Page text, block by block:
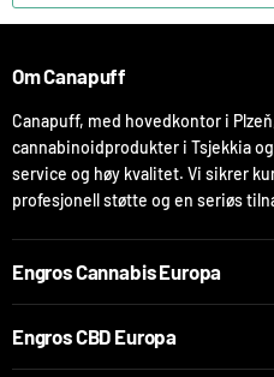
Om Canapuff
Canapuff, med hovedkontor i
cannabinoidprodukter i Tsjekkia
service og høy kvalitet. Vi sikrer
profesjonell støtte og en seriøs
Engros Cannabis Europa
Engros CBD Europa